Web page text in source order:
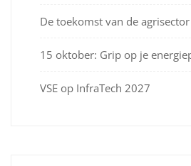
De toekomst van de
15 oktober: Grip op je
VSE op InfraTech 2027